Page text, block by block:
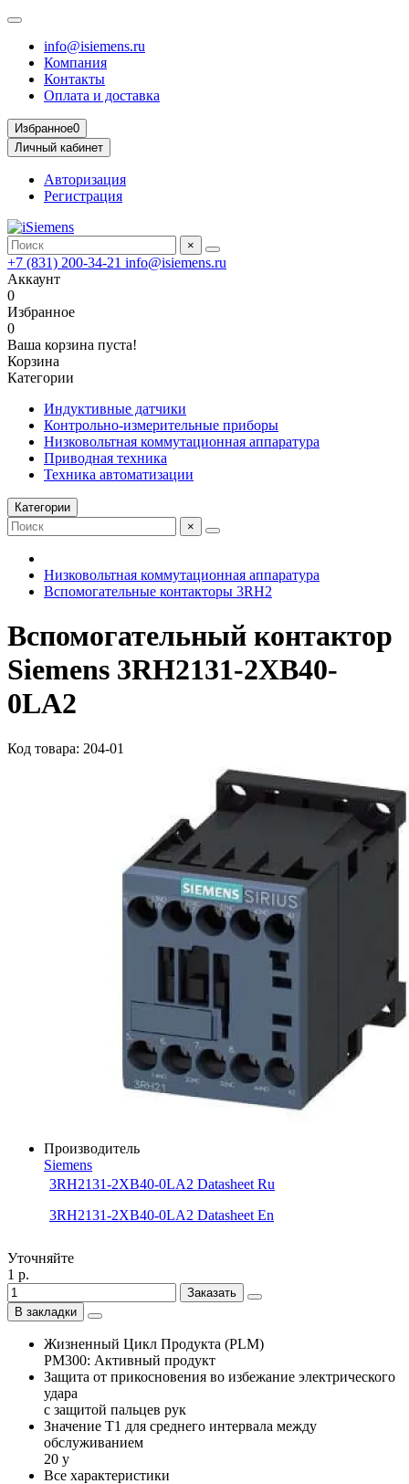
info@isiemens.ru
Компания
Контакты
Оплата и доставка
Избранное0
Личный кабинет
Авторизация
Регистрация
×
+7 (831) 200-34-21 info@isiemens.ru
Аккаунт
0
Избранное
0
Ваша корзина пуста!
Корзина
Категории
Индуктивные датчики
Контрольно-измерительные приборы
Низковольтная коммутационная аппаратура
Приводная техника
Техника автоматизации
Категории
×
Низковольтная коммутационная аппаратура
Вспомогательные контакторы 3RH2
Вспомогательный контактор
Siemens 3RH2131-2XB40-
0LA2
Код товара: 204-01
Производитель
Siemens
3RH2131-2XB40-0LA2 Datasheet Ru
3RH2131-2XB40-0LA2 Datasheet En
Уточняйте
1 р.
Заказать
В закладки
Жизненный Цикл Продукта (PLM)
PM300: Активный продукт
Защита от прикосновения во избежание электрического
удара
с защитой пальцев рук
Значение Т1 для среднего интервала между
обслуживанием
20 y
Все характеристики